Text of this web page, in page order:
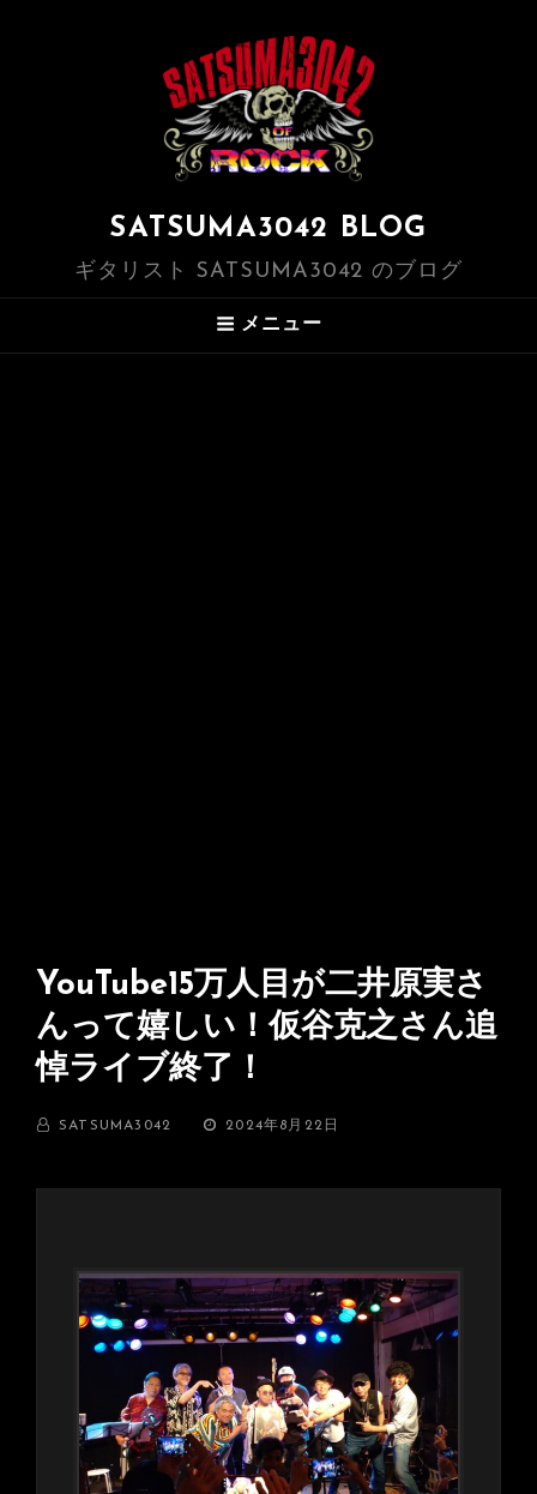
SATSUMA3042 BLOG
ギタリスト SATSUMA3042 のブログ
メニュー
YouTube15万人目が二井原実さ
んって嬉しい！仮谷克之さん追
悼ライブ終了！
BY SATSUMA3042
投
2024年8月22日